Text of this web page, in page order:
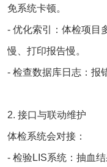
免系统卡顿。
- 优化索引：体检项目
慢、打印报告慢。
- 检查数据库日志：报
2. 接口与联动维护
体检系统会对接：
- 检验 LIS系统：抽血结